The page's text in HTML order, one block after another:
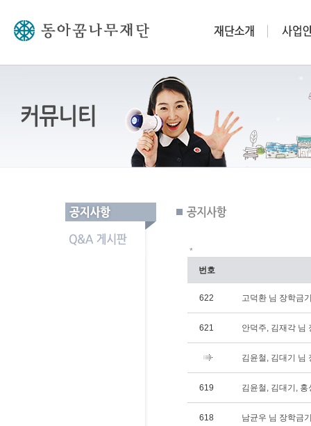
*
번호
622 고덕환 님 장학금
621 안덕주, 김재각
김윤철, 김대기
619 김윤철, 김대기,
618 남균우 님 장학금